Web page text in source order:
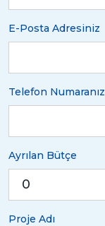
E-Posta Adresiniz
Telefon Numaranız
Ayrılan Bütçe
Proje Adı